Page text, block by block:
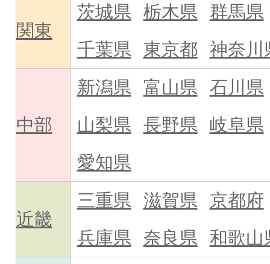
関東
茨城県 栃木県
群馬県
千葉県
東京都 神奈川
中部
新潟県 富山県
石川県
山梨県
長野県
岐阜県
愛知県
近畿
三重県 滋賀県
京都府
兵庫県
奈良県 和歌山